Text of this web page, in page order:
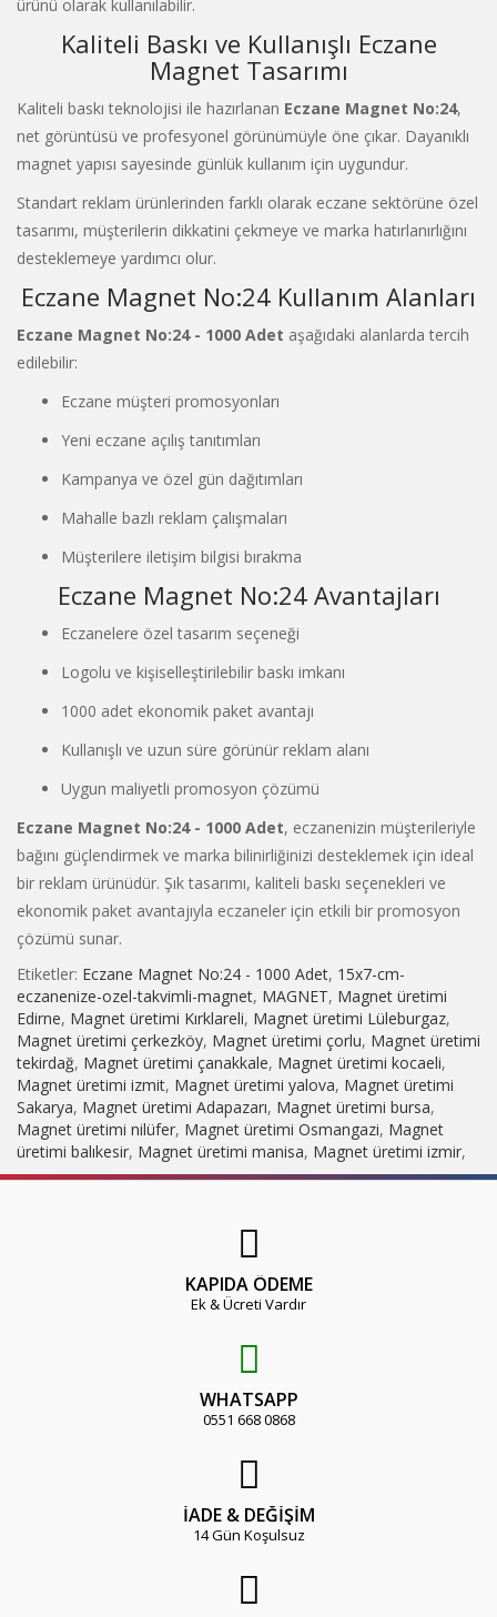
ürünü olarak kullanılabilir.
Kaliteli Baskı ve Kullanışlı Eczane
Magnet Tasarımı
Kaliteli baskı teknolojisi ile hazırlanan Eczane Magnet No:24,
net görüntüsü ve profesyonel görünümüyle öne çıkar. Dayanıklı
magnet yapısı sayesinde günlük kullanım için uygundur.
Standart reklam ürünlerinden farklı olarak eczane sektörüne özel
tasarımı, müşterilerin dikkatini çekmeye ve marka hatırlanırlığını
desteklemeye yardımcı olur.
Eczane Magnet No:24 Kullanım Alanları
Eczane Magnet No:24 - 1000 Adet aşağıdaki alanlarda tercih
edilebilir:
Eczane müşteri promosyonları
Yeni eczane açılış tanıtımları
Kampanya ve özel gün dağıtımları
Mahalle bazlı reklam çalışmaları
Müşterilere iletişim bilgisi bırakma
Eczane Magnet No:24 Avantajları
Eczanelere özel tasarım seçeneği
Logolu ve kişiselleştirilebilir baskı imkanı
1000 adet ekonomik paket avantajı
Kullanışlı ve uzun süre görünür reklam alanı
Uygun maliyetli promosyon çözümü
Eczane Magnet No:24 - 1000 Adet, eczanenizin müşterileriyle
bağını güçlendirmek ve marka bilinirliğinizi desteklemek için ideal
bir reklam ürünüdür. Şık tasarımı, kaliteli baskı seçenekleri ve
ekonomik paket avantajıyla eczaneler için etkili bir promosyon
çözümü sunar.
Etiketler: Eczane Magnet No:24 - 1000 Adet, 15x7-cm-
eczanenize-ozel-takvimli-magnet, MAGNET, Magnet üretimi
Edirne, Magnet üretimi Kırklareli, Magnet üretimi Lüleburgaz,
Magnet üretimi çerkezköy, Magnet üretimi çorlu, Magnet üretimi
tekirdağ, Magnet üretimi çanakkale, Magnet üretimi kocaeli,
Magnet üretimi izmit, Magnet üretimi yalova, Magnet üretimi
Sakarya, Magnet üretimi Adapazarı, Magnet üretimi bursa,
Magnet üretimi nilüfer, Magnet üretimi Osmangazi, Magnet
üretimi balıkesir, Magnet üretimi manisa, Magnet üretimi izmir,
KAPIDA ÖDEME
Ek & Ücreti Vardır
WHATSAPP
0551 668 0868
İADE & DEĞİŞİM
14 Gün Koşulsuz